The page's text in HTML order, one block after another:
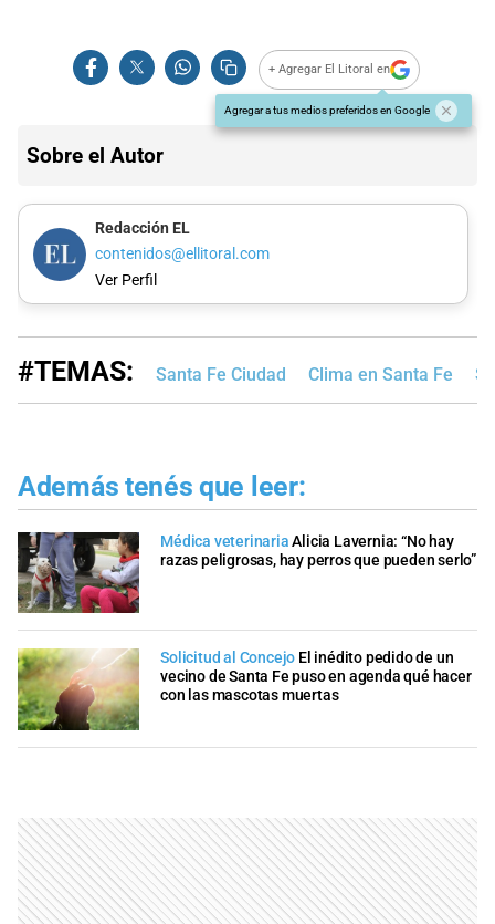
+ Agregar El Litoral en
Agregar a tus medios preferidos en Google
Sobre el Autor
Redacción EL
contenidos@ellitoral.com
Ver Perfil
#TEMAS: Santa Fe Ciudad Clima en Santa Fe
Además tenés que leer:
Médica veterinaria Alicia Lavernia: “No hay
razas peligrosas, hay perros que pueden serlo”
Solicitud al Concejo El inédito pedido de un
vecino de Santa Fe puso en agenda qué hacer
con las mascotas muertas